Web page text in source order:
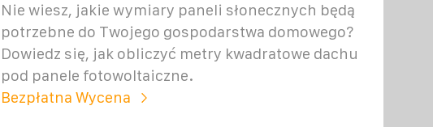
Nie wiesz, jakie wymiary paneli słonecznych będą
potrzebne do Twojego gospodarstwa domowego?
Dowiedz się, jak obliczyć metry kwadratowe dachu
pod panele fotowoltaiczne.
Bezpłatna Wycena